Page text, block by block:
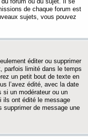
de chaque forum est
sujets, vous pouvez
éditer ou supprimer
parfois limité dans le temps
un petit bout de texte en
l’avez édité, avec la date
si un modérateur ou un
ils ont édité le message
supprimer de message une